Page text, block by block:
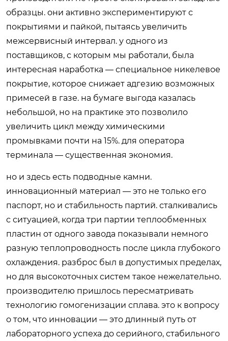
образцы. они активно экспериментируют с
покрытиями и пайкой, пытаясь увеличить
межсервисный интервал. у одного из
поставщиков, с которым мы работали, была
интересная наработка — специальное никелевое
покрытие, которое снижает адгезию возможных
примесей в газе. на бумаге выгода казалась
небольшой, но на практике это позволило
увеличить цикл между химическими
промывками почти на 15%. для оператора
терминала — существенная экономия.
но и здесь есть подводные камни.
инновационный материал — это не только его
паспорт, но и стабильность партий. сталкивались
с ситуацией, когда три партии теплообменных
пластин от одного завода показывали немного
разную теплопроводность после цикла глубокого
охлаждения. разброс был в допустимых пределах,
но для высокоточных систем такое нежелательно.
производителю пришлось пересматривать
технологию гомогенизации сплава. это к вопросу
о том, что инновации — это длинный путь от
лабораторного успеха до серийного, стабильного